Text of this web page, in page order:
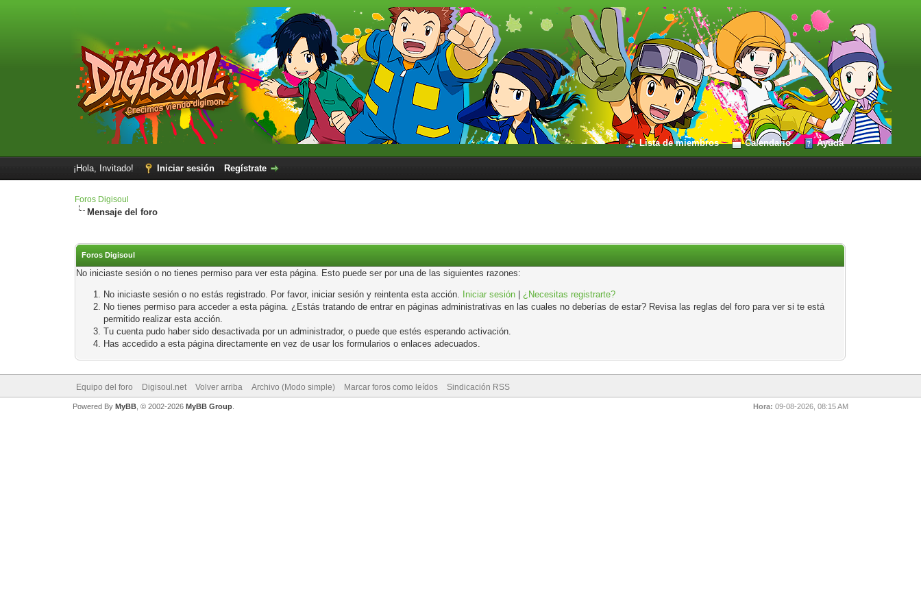
Lista de miembros Calendario Ayuda
¡Hola, Invitado! Iniciar sesión Regístrate
Foros Digisoul
Mensaje del foro
Foros Digisoul
No iniciaste sesión o no tienes permiso para ver esta página. Esto puede ser por una de las siguientes razones:
No iniciaste sesión o no estás registrado. Por favor, iniciar sesión y reintenta esta acción. Iniciar sesión |¿Necesitas registrarte?
No tienes permiso para acceder a esta página. ¿Estás tratando de entrar en páginas administrativas en las cuales no deberías de estar? Revisa las reglas del foro para ver si te está
permitido realizar esta acción.
Tu cuenta pudo haber sido desactivada por un administrador, o puede que estés esperando activación.
Has accedido a esta página directamente en vez de usar los formularios o enlaces adecuados.
Equipo del foro Digisoul.net Volver arriba Archivo (Modo simple) Marcar foros como leídos Sindicación RSS
Hora: 09-08-2026, 08:15 AM
Powered By MyBB, © 2002-2026 MyBB Group.